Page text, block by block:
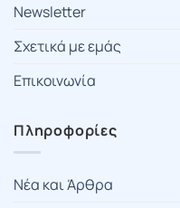
Newsletter
Σχετικά με εμάς
Επικοινωνία
Πληροφορίες
Νέα και Άρθρα